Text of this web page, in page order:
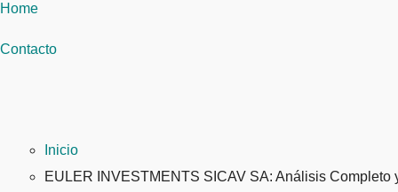
Home
Contacto
Inicio
EULER INVESTMENTS SICAV SA: Análisis Completo